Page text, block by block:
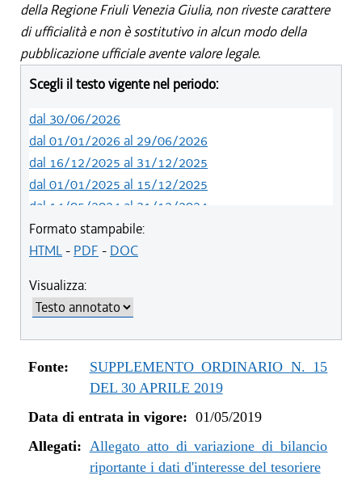
della Regione Friuli Venezia Giulia, non riveste carattere
di ufficialità e non è sostitutivo in alcun modo della
pubblicazione ufficiale avente valore legale.
Scegli il testo vigente nel periodo:
dal 30/06/2026
dal 01/01/2026 al 29/06/2026
dal 16/12/2025 al 31/12/2025
dal 01/01/2025 al 15/12/2025
dal 14/05/2024 al 31/12/2024
dal 12/08/2023 al 13/05/2024
dal 05/08/2022 al 11/08/2023
dal 12/08/2021 al 05/11/2021
dal 26/02/2021 al 11/08/2021
dal 02/07/2020 al 25/02/2021
dal 01/01/2020 al 01/07/2020
dal 07/11/2019 al 31/12/2019
dal 01/05/2019 al 10/07/2019
Formato stampabile:
HTML- PDF - DOC
Visualizza:
Fonte:
SUPPLEMENTO ORDINARIO N. 15
DEL 30 APRILE 2019
Data di entrata in vigore: 01/05/2019
Allegati: Allegato atto di variazione di bilancio
riportante i dati d'interesse del tesoriere